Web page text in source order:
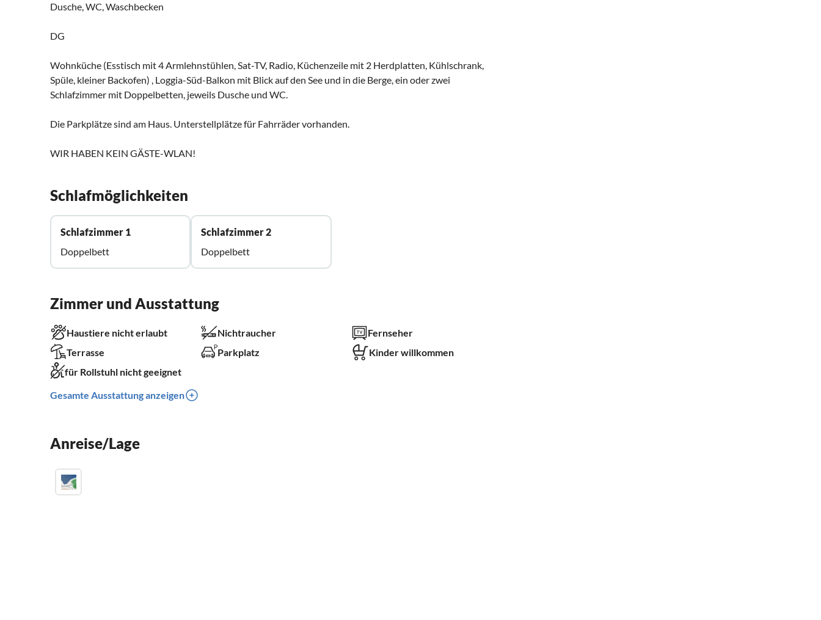
Dusche, WC, Waschbecken
DG
Wohnküche (Esstisch mit 4 Armlehnstühlen, Sat-TV, Radio, Küchenzeile mit 2 Herdplatten, Kühlschrank,
Spüle, kleiner Backofen) , Loggia-Süd-Balkon mit Blick auf den See und in die Berge, ein oder zwei
Schlafzimmer mit Doppelbetten, jeweils Dusche und WC.
Die Parkplätze sind am Haus. Unterstellplätze für Fahrräder vorhanden.
WIR HABEN KEIN GÄSTE-WLAN!
Schlafmöglichkeiten
Schlafzimmer 1
Doppelbett
Schlafzimmer 2
Doppelbett
Zimmer und Ausstattung
Haustiere nicht erlaubt Nichtraucher
Fernseher
Terrasse
Parkplatz
Kinder willkommen
für Rollstuhl nicht geeignet
Gesamte Ausstattung anzeigen
Anreise/Lage